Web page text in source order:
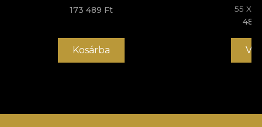
173 489 Ft
Kosárba
55 X
48